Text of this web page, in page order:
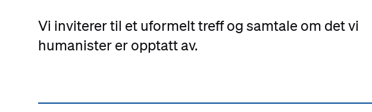
Vi inviterer til et uformelt treff og samtale om det vi
humanister er opptatt av.